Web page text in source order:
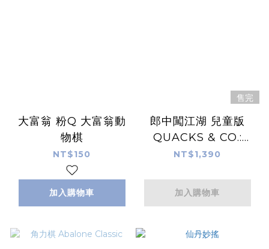
大富翁 粉Q 大富翁動
物棋
NT$150
加入購物車
售完
郎中闖江湖 兒童版
QUACKS & CO.:
QUEDLINBURG
NT$1,390
加入購物車